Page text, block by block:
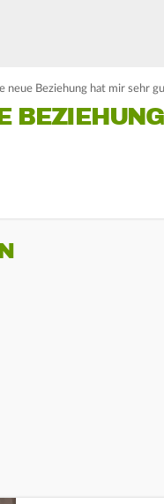
neue Beziehung hat mir sehr